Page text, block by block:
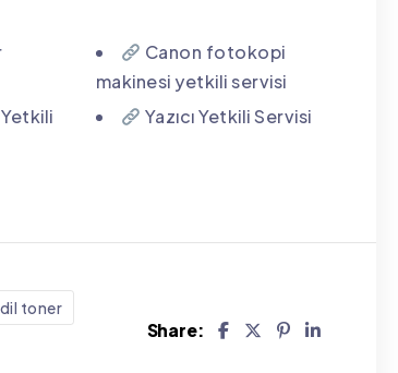
Canon fotokopi
makinesi yetkili servisi
Yetkili
Yazıcı Yetkili Servisi
toner
Share: